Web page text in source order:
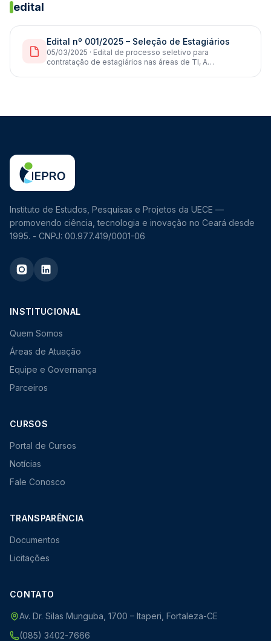
edital
Edital nº 001/2025 – Seleção de Estagiários
05/03/2025 · Edital de processo seletivo para
contratação de estagiários nas áreas de TI, A…
Instituto de Estudos, Pesquisas e Projetos da UECE —
promovendo ciência, tecnologia e inovação no Ceará desde
1995. - CNPJ: 00.977.419/0001-06
INSTITUCIONAL
Quem Somos
Áreas de Atuação
Equipe e Governança
Parceiros
CURSOS
Portal de Cursos
Notícias
Fale Conosco
TRANSPARÊNCIA
Documentos
Licitações
CONTATO
Av. Dr. Silas Munguba, 1700 – Itaperi, Fortaleza-CE
(085) 3402-7666